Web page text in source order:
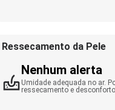
Ressecamento da Pele
Nenhum alerta
Umidade adequada no ar.
ressecamento e